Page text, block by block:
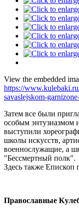
View the embedded
https://
savaslejskom-
Затем все были
особым энтузиазмом
выступили
школы искусств,
военнослужащие, а
"Бессмертный полк".
Здесь также Епископ
Православные